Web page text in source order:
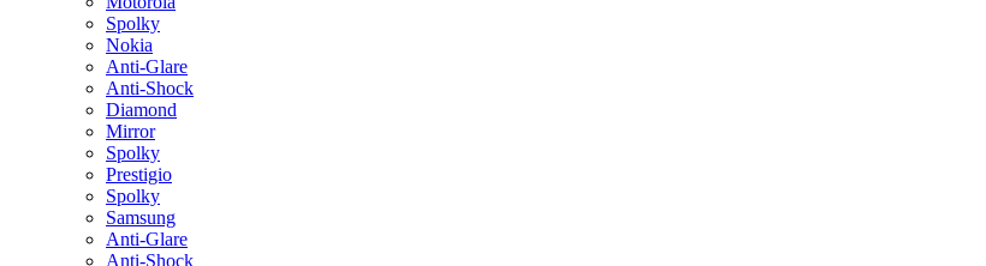
Spolky
Nokia
Anti-Glare
Anti-Shock
Diamond
Mirror
Spolky
Prestigio
Spolky
Samsung
Anti-Glare
Anti-Shock